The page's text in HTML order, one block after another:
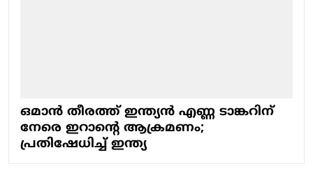
ഒമാന്‍ തീരത്ത് ഇന്ത്യന്‍ എണ്ണ ടാങ്കറിന്
നേരെ ഇറാന്റെ ആക്രമണം;
പ്രതിഷേധിച്ച് ഇന്ത്യ